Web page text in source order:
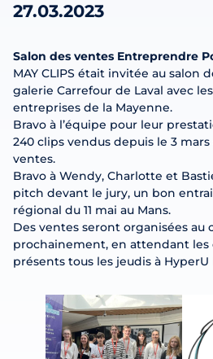
27.03.2023
Salon des ventes Entreprendre
MAY CLIPS était invitée au salon
galerie Carrefour de Laval avec
entreprises de la Mayenne.
Bravo à l’équipe pour leur
240 clips vendus depuis le 3
ventes.
Bravo à Wendy, Charlotte et
pitch devant le jury, un bon
régional du 11 mai au Mans.
Des ventes seront organisées au
prochainement, en attendant les
présents tous les jeudis à HyperU